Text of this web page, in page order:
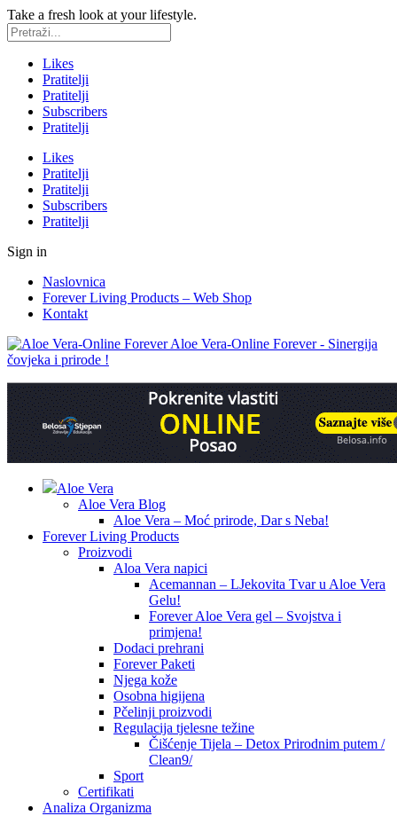
Take a fresh look at your lifestyle.
Likes
Pratitelji
Pratitelji
Subscribers
Pratitelji
Likes
Pratitelji
Pratitelji
Subscribers
Pratitelji
Sign in
Naslovnica
Forever Living Products – Web Shop
Kontakt
Aloe Vera-Online Forever - Sinergija
čovjeka i prirode !
Aloe Vera
Aloe Vera Blog
Aloe Vera – Moć prirode, Dar s Neba!
Forever Living Products
Proizvodi
Aloa Vera napici
Acemannan – LJekovita Tvar u Aloe Vera
Gelu!
Forever Aloe Vera gel – Svojstva i
primjena!
Dodaci prehrani
Forever Paketi
Njega kože
Osobna higijena
Pčelinji proizvodi
Regulacija tjelesne težine
Čišćenje Tijela – Detox Prirodnim putem /
Clean9/
Sport
Certifikati
Analiza Organizma